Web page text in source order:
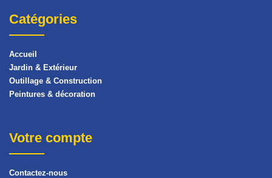
Catégories
Accueil
Jardin & Extérieur
Outillage & Construction
Peintures & décoration
Votre compte
Contactez-nous